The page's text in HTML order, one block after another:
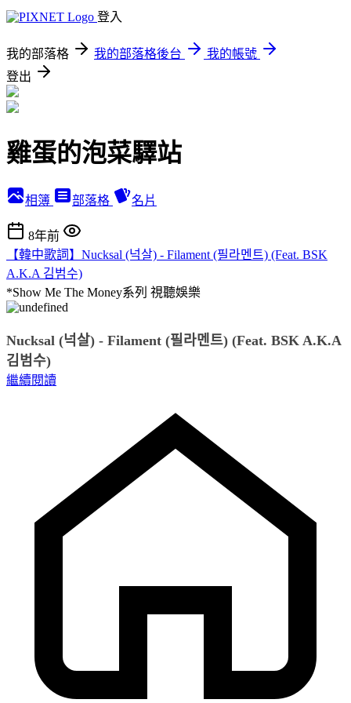
登入
我的部落格 我的部落格後台
我的帳號
登出
雞蛋的泡菜驛站
相簿 部落格 名片
8年前
【韓中歌詞】Nucksal (넉살) - Filament (필라멘트) (Feat. BSK
A.K.A 김범수)
*Show Me The Money系列 視聽娛樂
Nucksal (넉살) - Filament (필라멘트) (Feat. BSK A.K.A
김범수)
繼續閱讀